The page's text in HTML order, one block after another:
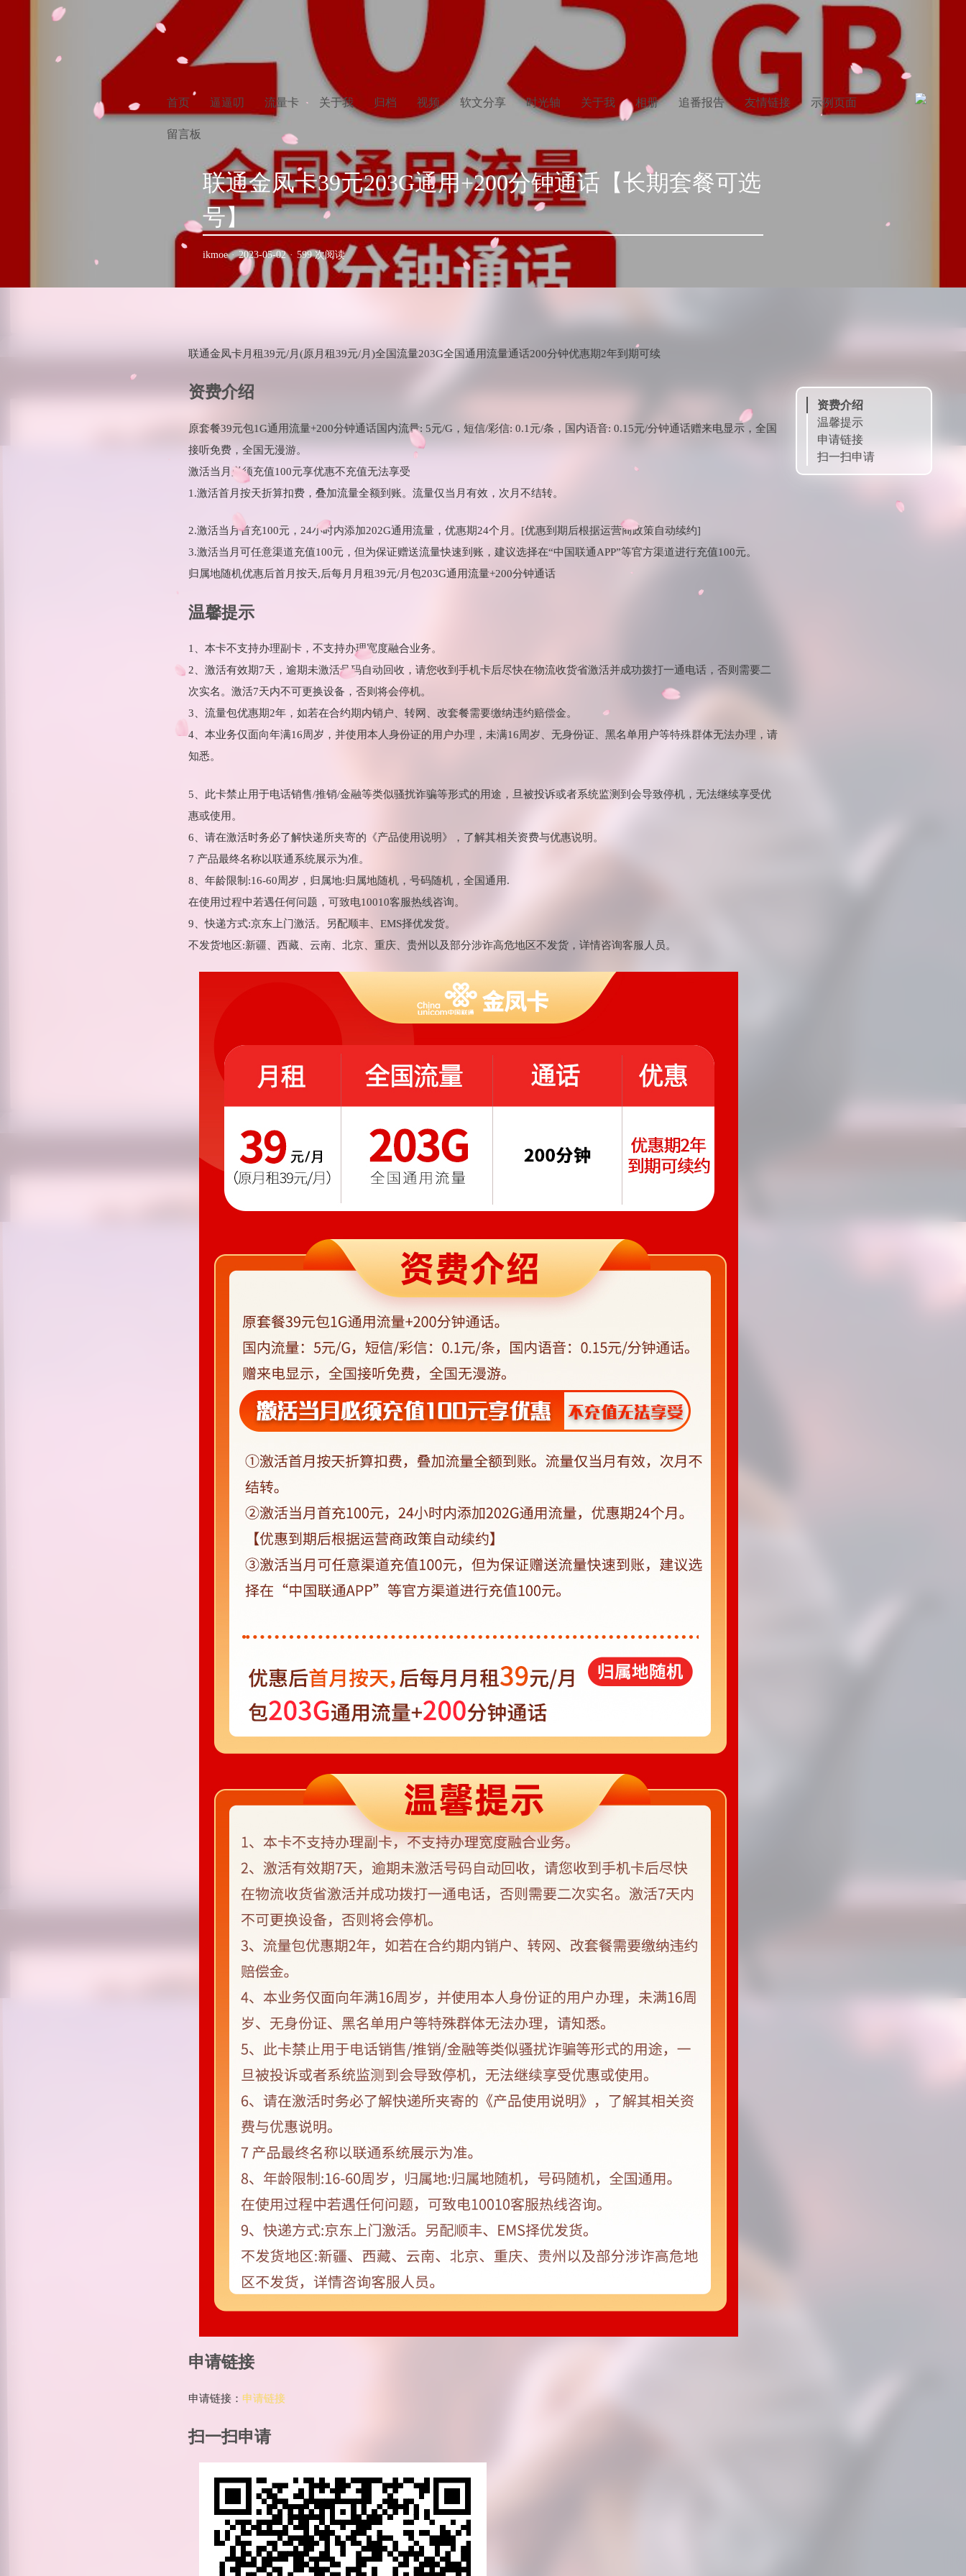
首页 逼逼叨 流量卡 关于我 归档 视频 软文分享 时光轴 关于我 相册 追番报告 友情链接 示例页面
留言板
联通金凤卡39元203G通用+200分钟通话【长期套餐可选
号】
ikmoe · 2023-05-02 · 599 次阅读
联通金凤卡月租39元/月(原月租39元/月)全国流量203G全国通用流量通话200分钟优惠期2年到期可续
资费介绍
原套餐39元包1G通用流量+200分钟通话国内流量: 5元/G，短信/彩信: 0.1元/条，国内语音: 0.15元/分钟通话赠来电显示，全国
接听免费，全国无漫游。
激活当月必须充值100元享优惠不充值无法享受
1.激活首月按天折算扣费，叠加流量全额到账。流量仅当月有效，次月不结转。
2.激活当月首充100元，24小时内添加202G通用流量，优惠期24个月。[优惠到期后根据运营商政策自动续约]
3.激活当月可任意渠道充值100元，但为保证赠送流量快速到账，建议选择在“中国联通APP”等官方渠道进行充值100元。
归属地随机优惠后首月按天,后每月月租39元/月包203G通用流量+200分钟通话
温馨提示
1、本卡不支持办理副卡，不支持办理宽度融合业务。
2、激活有效期7天，逾期未激活号码自动回收，请您收到手机卡后尽快在物流收货省激活并成功拨打一通电话，否则需要二
次实名。激活7天内不可更换设备，否则将会停机。
3、流量包优惠期2年，如若在合约期内销户、转网、改套餐需要缴纳违约赔偿金。
4、本业务仅面向年满16周岁，并使用本人身份证的用户办理，未满16周岁、无身份证、黑名单用户等特殊群体无法办理，请
知悉。
5、此卡禁止用于电话销售/推销/金融等类似骚扰诈骗等形式的用途，旦被投诉或者系统监测到会导致停机，无法继续享受优
惠或使用。
6、请在激活时务必了解快递所夹寄的《产品使用说明》，了解其相关资费与优惠说明。
7 产品最终名称以联通系统展示为准。
8、年龄限制:16-60周岁，归属地:归属地随机，号码随机，全国通用.
在使用过程中若遇任何问题，可致电10010客服热线咨询。
9、快递方式:京东上门激活。另配顺丰、EMS择优发货。
不发货地区:新疆、西藏、云南、北京、重庆、贵州以及部分涉诈高危地区不发货，详情咨询客服人员。
申请链接
申请链接： 申请链接
扫一扫申请
资费介绍
温馨提示
申请链接
扫一扫申请